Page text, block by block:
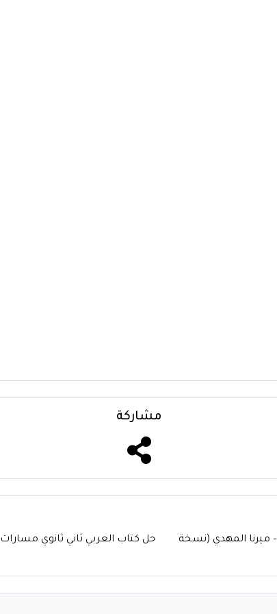
مشاركة
تحميل كتاب قضية ست الحسن PDF – ميرنا المهدي (نسخة
حل كتاب العربي ثاني ثانوي مسارات pdf ثانوي نظام المسارات 1447 كاملا